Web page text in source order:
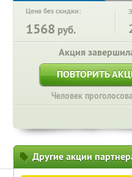
Цена без скидки:
1568 руб.
Акция
ПОВТОРИТЬ
Человек
Другие акции